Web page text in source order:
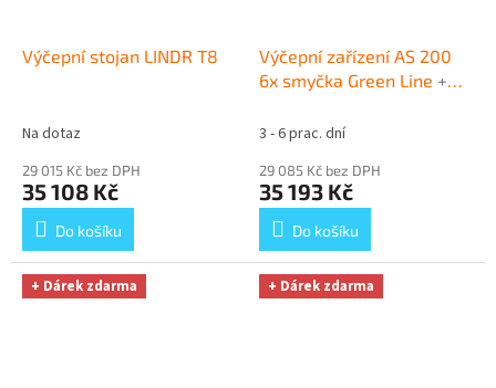
Výčepní stojan LINDR T8
Na dotaz
29 015 Kč bez DPH
35 108 Kč
Do košíku
Výčepní zařízení AS 200
6x smyčka Green Line +
3 - 6 prac. dní
29 085 Kč bez DPH
35 193 Kč
Do košíku
+ Dárek zdarma + Dárek zdarma